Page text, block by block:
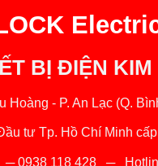
BỊ ĐIỆN KIM
- P. An Lạc (Q.
tư Tp. Hồ Chí Minh
0938 118 428─